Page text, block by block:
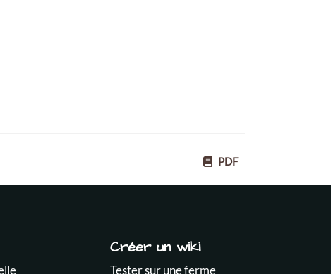
PDF
Créer un wiki
Tester sur une ferme